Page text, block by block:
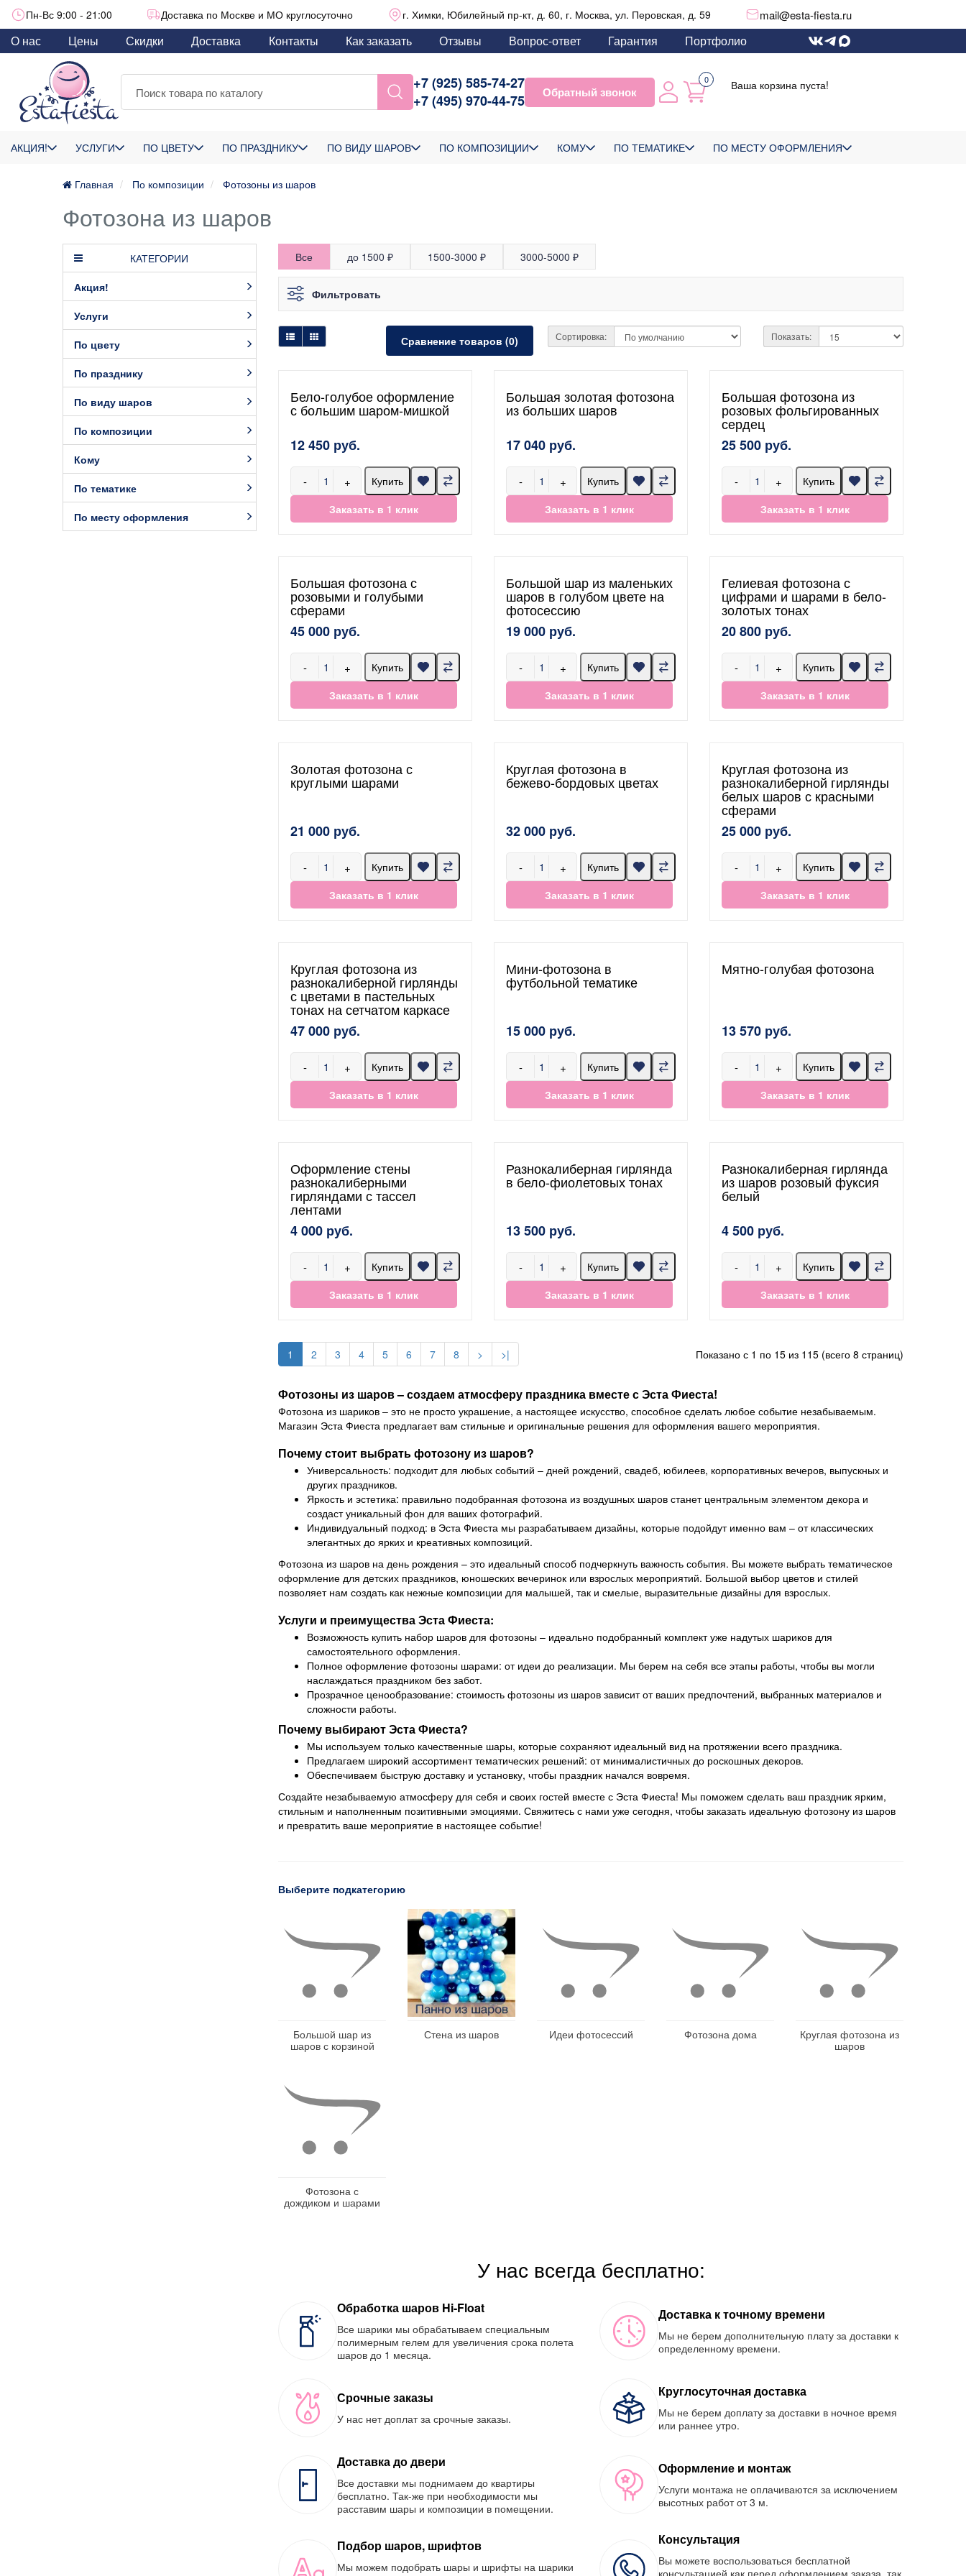
Пн-Вс 9:00 - 21:00 Доставка по Москве и МО круглосуточно г. Химки, Юбилейный пр-кт, д. 60, г. Москва, ул. Перовская, д. 59 mail@esta-fiesta.ru
О нас Цены Скидки Доставка Контакты Как заказать Отзывы Вопрос-ответ Гарантия Портфолио
+7 (925) 585-74-27
+7 (495) 970-44-75
Обратный звонок
0 Ваша корзина пуста!
АКЦИЯ! УСЛУГИ ПО ЦВЕТУ ПО ПРАЗДНИКУ ПО ВИДУ ШАРОВ ПО КОМПОЗИЦИИ КОМУ ПО ТЕМАТИКЕ ПО МЕСТУ ОФОРМЛЕНИЯ
Главная По композиции Фотозоны из шаров
Фотозона из шаров
КАТЕГОРИИ
Акция!
Услуги
По цвету
По празднику
По виду шаров
По композиции
Кому
По тематике
По месту оформления
Все до 1500 ₽ 1500-3000 ₽ 3000-5000 ₽
Фильтровать
Сравнение товаров (0) Сортировка: Показать:
Бело-голубое оформление
с большим шаром-мишкой
12 450 руб.
- +
Купить
Заказать в 1 клик
Большая золотая фотозона
из больших шаров
17 040 руб.
- +
Купить
Заказать в 1 клик
Большая фотозона из
розовых фольгированных
сердец
25 500 руб.
- +
Купить
Заказать в 1 клик
Большая фотозона с
розовыми и голубыми
сферами
45 000 руб.
- +
Купить
Заказать в 1 клик
Большой шар из маленьких
шаров в голубом цвете на
фотосессию
19 000 руб.
- +
Купить
Заказать в 1 клик
Гелиевая фотозона с
цифрами и шарами в бело-
золотых тонах
20 800 руб.
- +
Купить
Заказать в 1 клик
Золотая фотозона с
круглыми шарами
21 000 руб.
- +
Купить
Заказать в 1 клик
Круглая фотозона в
бежево-бордовых цветах
32 000 руб.
- +
Купить
Заказать в 1 клик
Круглая фотозона из
разнокалиберной гирлянды
белых шаров с красными
сферами
25 000 руб.
- +
Купить
Заказать в 1 клик
Круглая фотозона из
разнокалиберной гирлянды
с цветами в пастельных
тонах на сетчатом каркасе
47 000 руб.
- +
Купить
Заказать в 1 клик
Мини-фотозона в
футбольной тематике
15 000 руб.
- +
Купить
Заказать в 1 клик
Мятно-голубая фотозона
13 570 руб.
- +
Купить
Заказать в 1 клик
Оформление стены
разнокалиберными
гирляндами с тассел
лентами
4 000 руб.
- +
Купить
Заказать в 1 клик
Разнокалиберная гирлянда
в бело-фиолетовых тонах
13 500 руб.
- +
Купить
Заказать в 1 клик
Разнокалиберная гирлянда
из шаров розовый фуксия
белый
4 500 руб.
- +
Купить
Заказать в 1 клик
1 2 3 4 5 6 7 8 > >| Показано с 1 по 15 из 115 (всего 8 страниц)
Фотозоны из шаров – создаем атмосферу праздника вместе с Эста Фиеста!
Фотозона из шариков – это не просто украшение, а настоящее искусство, способное сделать любое событие незабываемым.
Магазин Эста Фиеста предлагает вам стильные и оригинальные решения для оформления вашего мероприятия.
Почему стоит выбрать фотозону из шаров?
Универсальность: подходит для любых событий – дней рождений, свадеб, юбилеев, корпоративных вечеров, выпускных и
других праздников.
Яркость и эстетика: правильно подобранная фотозона из воздушных шаров станет центральным элементом декора и
создаст уникальный фон для ваших фотографий.
Индивидуальный подход: в Эста Фиеста мы разрабатываем дизайны, которые подойдут именно вам – от классических
элегантных до ярких и креативных композиций.
Фотозона из шаров на день рождения – это идеальный способ подчеркнуть важность события. Вы можете выбрать тематическое
оформление для детских праздников, юношеских вечеринок или взрослых мероприятий. Большой выбор цветов и стилей
позволяет нам создать как нежные композиции для малышей, так и смелые, выразительные дизайны для взрослых.
Услуги и преимущества Эста Фиеста:
Возможность купить набор шаров для фотозоны – идеально подобранный комплект уже надутых шариков для
самостоятельного оформления.
Полное оформление фотозоны шарами: от идеи до реализации. Мы берем на себя все этапы работы, чтобы вы могли
наслаждаться праздником без забот.
Прозрачное ценообразование: стоимость фотозоны из шаров зависит от ваших предпочтений, выбранных материалов и
сложности работы.
Почему выбирают Эста Фиеста?
Мы используем только качественные шары, которые сохраняют идеальный вид на протяжении всего праздника.
Предлагаем широкий ассортимент тематических решений: от минималистичных до роскошных декоров.
Обеспечиваем быструю доставку и установку, чтобы праздник начался вовремя.
Создайте незабываемую атмосферу для себя и своих гостей вместе с Эста Фиеста! Мы поможем сделать ваш праздник ярким,
стильным и наполненным позитивными эмоциями. Свяжитесь с нами уже сегодня, чтобы заказать идеальную фотозону из шаров
и превратить ваше мероприятие в настоящее событие!
Выберите подкатегорию
Большой шар из
шаров с корзиной
Стена из шаров Идеи фотосессий Фотозона дома
Круглая фотозона из
шаров
Фотозона с
дождиком и шарами
У нас всегда бесплатно:
Обработка шаров Hi-Float
Все шарики мы обрабатываем специальным
полимерным гелем для увеличения срока полета
шаров до 1 месяца.
Доставка к точному времени
Мы не берем дополнительную плату за доставки к
определенному времени.
Срочные заказы
У нас нет доплат за срочные заказы.
Круглосуточная доставка
Мы не берем доплату за доставки в ночное время
или раннее утро.
Доставка до двери
Все доставки мы поднимаем до квартиры
бесплатно. Так-же при необходимости мы
расставим шары и композиции в помещении.
Оформление и монтаж
Услуги монтажа не оплачиваются за исключением
высотных работ от 3 м.
Подбор шаров, шрифтов
Мы можем подобрать шары и шрифты на шарики
Консультация
Вы можете воспользоваться бесплатной
консультацией как перед оформлением заказа, так